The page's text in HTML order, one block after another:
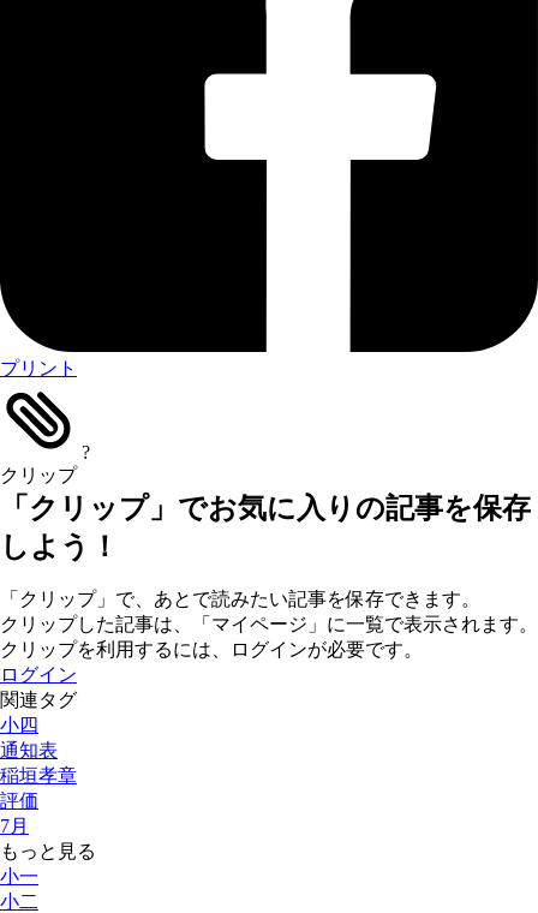
プリント
クリップ
?
「クリップ」でお気に入りの記事を保存
しよう！
「クリップ」で、あとで読みたい記事を保存できます。
クリップした記事は、「マイページ」に一覧で表示されます。
クリップを利用するには、ログインが必要です。
ログイン
関連タグ
小四
通知表
稲垣孝章
評価
7月
もっと見る
小一
小二